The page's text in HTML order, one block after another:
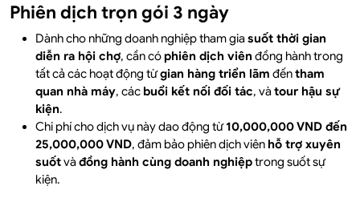
Phiên dịch trọn gói 3 ngày
Dành cho những doanh nghiệp tham giasuốt thời gian
diễn ra hội chợ, cần cóphiên dịch viên đồng hành trong
tất cả các hoạt động từgian hàng triển lãm đếntham
quan nhà máy, các buổi kết nối đối tác, vàtour hậu sự
kiện.
Chi phí cho dịch vụ này dao động từ10,000,000 VND đến
25,000,000 VND, đảm bảo phiên dịch viên hỗ trợ xuyên
suốtvàđồng hành cùng doanh nghiệptrong suốt sự
kiện.